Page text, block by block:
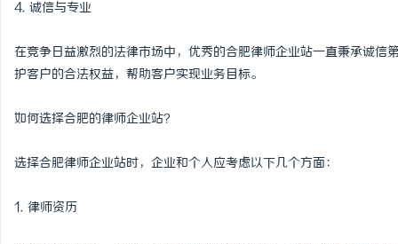
4. 诚信与专业
在竞争日益激烈的法律市场中，优秀的合肥律师企业站一直秉承诚
护客户的合法权益，帮助客户实现业务目标。
如何选择合肥的律师企业站？
选择合肥律师企业站时，企业和个人应考虑以下几个方面：
1. 律师资历